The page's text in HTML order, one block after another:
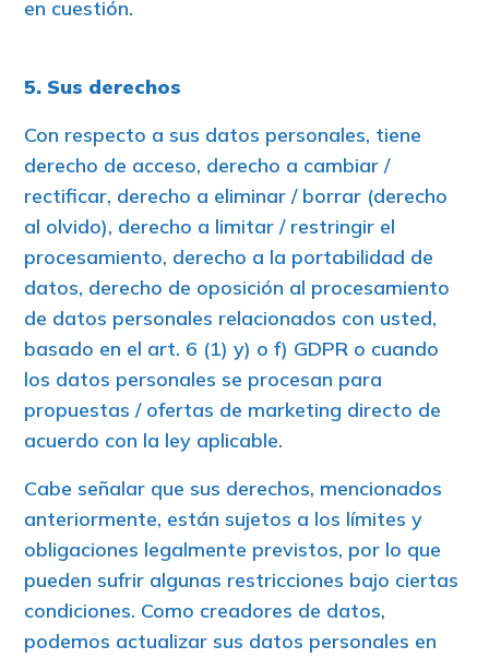
en cuestión.
5. Sus derechos
Con respecto a sus datos personales, tiene
derecho de acceso, derecho a cambiar /
rectificar, derecho a eliminar / borrar (derecho
al olvido), derecho a limitar / restringir el
procesamiento, derecho a la portabilidad de
datos, derecho de oposición al procesamiento
de datos personales relacionados con usted,
basado en el art. 6 (1) y) o f) GDPR o cuando
los datos personales se procesan para
propuestas / ofertas de marketing directo de
acuerdo con la ley aplicable.
Cabe señalar que sus derechos, mencionados
anteriormente, están sujetos a los límites y
obligaciones legalmente previstos, por lo que
pueden sufrir algunas restricciones bajo ciertas
condiciones. Como creadores de datos,
podemos actualizar sus datos personales en